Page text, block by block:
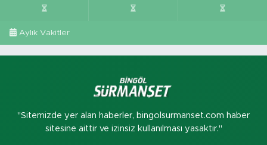
Aylık Vakitler
"Sitemizde yer alan haberler, bingolsurmanset.com haber
sitesine aittir ve izinsiz kullanılması yasaktır."